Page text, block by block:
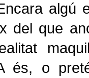
algú
del que
és, o